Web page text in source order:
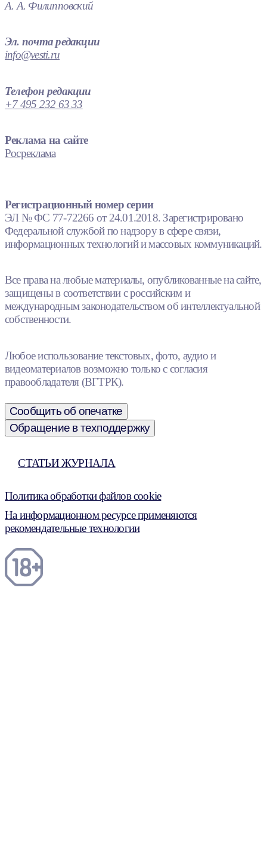
А. А. Филипповский
Эл. почта редакции
info@vesti.ru
Телефон редакции
+7 495 232 63 33
Реклама на сайте
Росреклама
Регистрационный номер серии
ЭЛ № ФС 77-72266 от 24.01.2018. Зарегистрировано
Федеральной службой по надзору в сфере связи,
информационных технологий и массовых коммуникаций.
Все права на любые материалы, опубликованные на сайте,
защищены в соответствии с российским и
международным законодательством об интеллектуальной
собственности.
Любое использование текстовых, фото, аудио и
видеоматериалов возможно только с согласия
правообладателя (ВГТРК).
Сообщить об опечатке
Обращение в техподдержку
СТАТЬИ ЖУРНАЛА
Политика обработки файлов cookie
На информационном ресурсе применяются
рекомендательные технологии